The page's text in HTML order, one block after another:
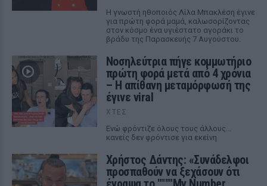
Η γνωστή ηθοποιός Λίλα Μπακλέση έγινε
για πρώτη φορά μαμά, καλωσορίζοντας
στον κόσμο ένα υγιέστατο αγοράκι το
βράδυ της Παρασκευής 7 Αυγούστου.
Νοσηλεύτρια πήγε κομμωτήριο
πρώτη φορά μετά από 4 χρόνια
– Η απίθανη μεταμόρφωσή της
έγινε viral
ΧΤΕΣ
Ενώ φρόντιζε όλους τους άλλους...
κανείς δεν φρόντισε για εκείνη
Χρήστος Δάντης: «Συνάδελφοι
προσπαθούν να ξεχάσουν ότι